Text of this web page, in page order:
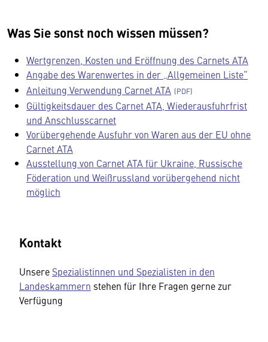
Was Sie sonst noch wissen müssen?
Wertgrenzen, Kosten und Eröffnung des Carnets ATA
Angabe des Warenwertes in der „Allgemeinen Liste“
Anleitung Verwendung Carnet ATA
Gültigkeitsdauer des Carnet ATA, Wiederausfuhrfrist
und Anschlusscarnet
Vorübergehende Ausfuhr von Waren aus der EU ohne
Carnet ATA
Ausstellung von Carnet ATA für Ukraine, Russische
Föderation und Weißrussland vorübergehend nicht
möglich
Kontakt
Unsere Spezialistinnen und Spezialisten in den
Landeskammern stehen für Ihre Fragen gerne zur
Verfügung